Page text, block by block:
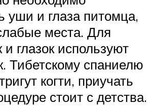
уши и глаза питомца,
места. Для
глазок используют
Тибетскому спаниелю
когти, приучать
стоит с детства.